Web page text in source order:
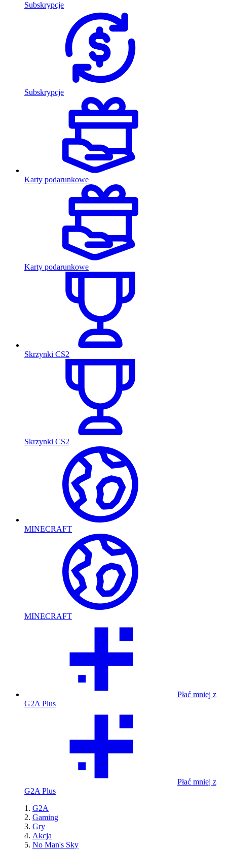
Subskrypcje
Subskrypcje
Karty podarunkowe
Karty podarunkowe
Skrzynki CS2
Skrzynki CS2
MINECRAFT
MINECRAFT
Płać mniej z
G2A Plus
Płać mniej z
G2A Plus
G2A
Gaming
Gry
Akcja
No Man's Sky